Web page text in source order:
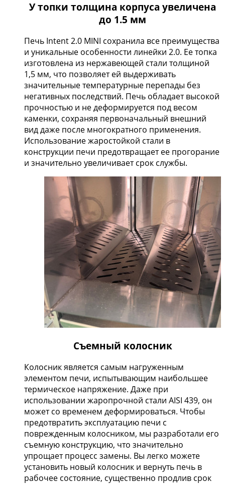
У топки толщина корпуса увеличена
до 1.5 мм
Печь Intent 2.0 MINI сохранила все преимущества
и уникальные особенности линейки 2.0. Ее топка
изготовлена из нержавеющей стали толщиной
1,5 мм, что позволяет ей выдерживать
значительные температурные перепады без
негативных последствий. Печь обладает высокой
прочностью и не деформируется под весом
каменки, сохраняя первоначальный внешний
вид даже после многократного применения.
Использование жаростойкой стали в
конструкции печи предотвращает ее прогорание
и значительно увеличивает срок службы.
Съемный колосник
Колосник является самым нагруженным
элементом печи, испытывающим наибольшее
термическое напряжение. Даже при
использовании жаропрочной стали AISI 439, он
может со временем деформироваться. Чтобы
предотвратить эксплуатацию печи с
поврежденным колосником, мы разработали его
съемную конструкцию, что значительно
упрощает процесс замены. Вы легко можете
установить новый колосник и вернуть печь в
рабочее состояние, существенно продлив срок